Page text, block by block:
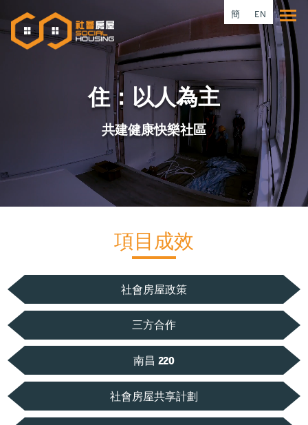
簡 EN
住：以人為主
共建健康快樂社區
項目成效
社會房屋政策
三方合作
南昌 220
社會房屋共享計劃